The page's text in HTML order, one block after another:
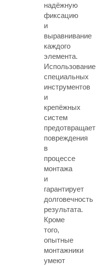
надёжную
фиксацию
и
выравнивание
каждого
элемента.
Использование
специальных
инструментов
и
крепёжных
систем
предотвращает
повреждения
в
процессе
монтажа
и
гарантирует
долговечность
результата.
Кроме
того,
опытные
монтажники
умеют